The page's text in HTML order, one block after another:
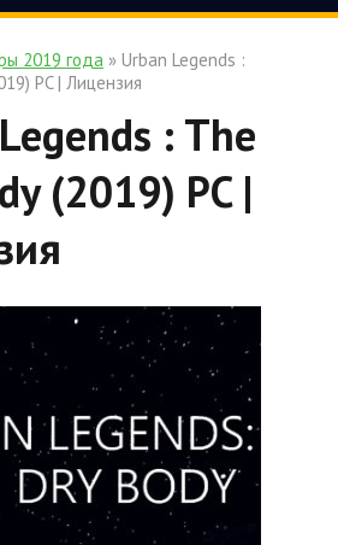
2019 года » Urban Legends :
PC | Лицензия
: The
(2019) PC |